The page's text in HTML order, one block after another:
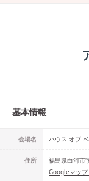
基本情報
会場名 ハウス オブ
住所
福島県白河市
Googleマップ